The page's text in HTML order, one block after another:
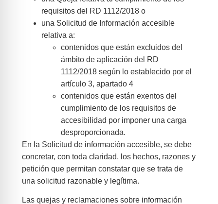
requisitos del RD 1112/2018 o
una Solicitud de Información accesible
relativa a:
contenidos que están excluidos del
ámbito de aplicación del RD
1112/2018 según lo establecido por el
artículo 3, apartado 4
contenidos que están exentos del
cumplimiento de los requisitos de
accesibilidad por imponer una carga
desproporcionada.
En la Solicitud de información accesible, se debe
concretar, con toda claridad, los hechos, razones y
petición que permitan constatar que se trata de
una solicitud razonable y legítima.
Las quejas y reclamaciones sobre información